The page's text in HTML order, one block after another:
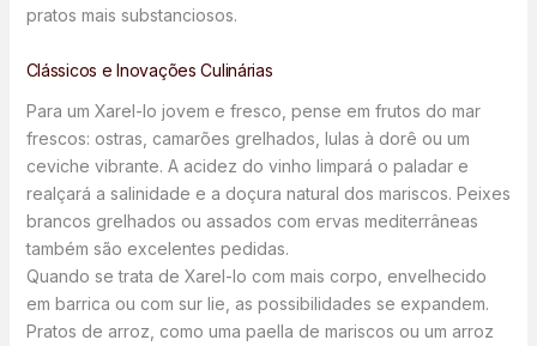
pratos mais substanciosos.
Clássicos e Inovações Culinárias
Para um Xarel-lo jovem e fresco, pense em frutos do mar
frescos: ostras, camarões grelhados, lulas à dorê ou um
ceviche vibrante. A acidez do vinho limpará o paladar e
realçará a salinidade e a doçura natural dos mariscos. Peixes
brancos grelhados ou assados com ervas mediterrâneas
também são excelentes pedidas.
Quando se trata de Xarel-lo com mais corpo, envelhecido
em barrica ou com sur lie, as possibilidades se expandem.
Pratos de arroz, como uma paella de mariscos ou um arroz